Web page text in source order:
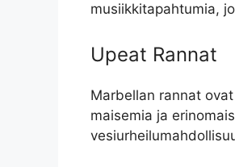
musiikkitapahtumia,
Upeat Rannat
Marbellan rannat
maisemia ja